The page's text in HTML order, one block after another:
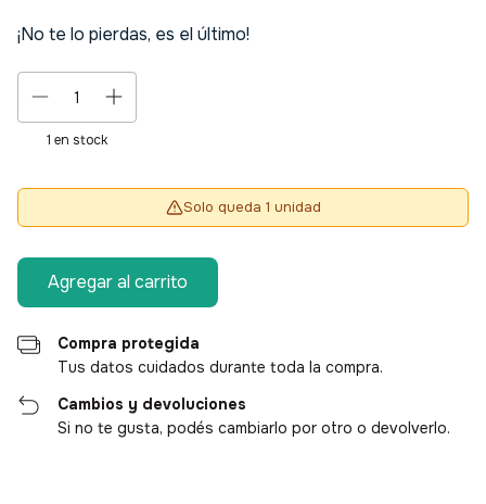
¡No te lo pierdas, es el último!
1 en stock
Solo queda 1 unidad
Compra protegida
Tus datos cuidados durante toda la compra.
Cambios y devoluciones
Si no te gusta, podés cambiarlo por otro o devolverlo.